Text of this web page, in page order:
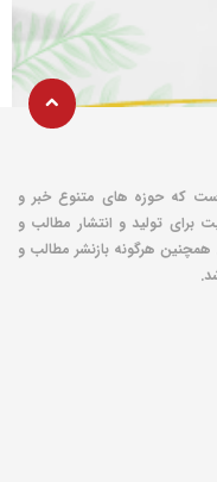
است که حوزه های متنوع خبر و
تولید و انتشار مطالب و
همچنین هرگونه بازنشر مطالب و